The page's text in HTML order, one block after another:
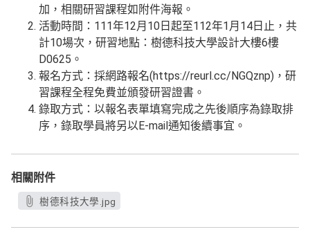
加，相關研習課程如附件海報。
活動時間：111年12月10日起至112年1月14日止，共
計10場次，研習地點：樹德科技大學設計大樓6樓
D0625。
報名方式：採網路報名(https://reurl.cc/NGQznp)，研
習課程全程免費並頒發研習證書。
錄取方式：以報名表單填寫完成之先後順序為錄取排
序，錄取學員將另以E-mail通知後續事宜。
相關附件
樹德科技大學.jpg